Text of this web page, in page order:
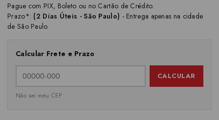
Pague com PIX, Boleto ou no Cartão de Crédito.
Prazo*: (2 Dias Úteis - São Paulo) - Entrega apenas na cidade
de São Paulo.
Calcular Frete e Prazo
CALCULAR
Não sei meu CEP